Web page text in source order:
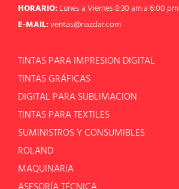
HORARIO: Lunes a Viernes 8:30 am a 6:00 pm
E-MAIL:ventas@nazdar.com
TINTAS PARA IMPRESION DIGITAL
TINTAS GRÁFICAS
DIGITAL PARA SUBLIMACION
TINTAS PARA TEXTILES
SUMINISTROS Y CONSUMIBLES
ROLAND
MAQUINARIA